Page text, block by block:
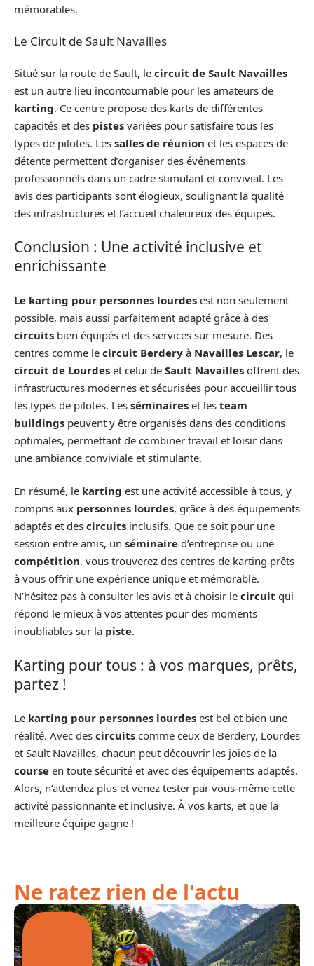
mémorables.
Le Circuit de Sault Navailles
Situé sur la route de Sault, le circuit de Sault Navailles
est un autre lieu incontournable pour les amateurs de
karting. Ce centre propose des karts de différentes
capacités et des pistes variées pour satisfaire tous les
types de pilotes. Les salles de réunion et les espaces de
détente permettent d’organiser des événements
professionnels dans un cadre stimulant et convivial. Les
avis des participants sont élogieux, soulignant la qualité
des infrastructures et l’accueil chaleureux des équipes.
Conclusion : Une activité inclusive et
enrichissante
Le karting pour personnes lourdes est non seulement
possible, mais aussi parfaitement adapté grâce à des
circuits bien équipés et des services sur mesure. Des
centres comme le circuit Berdery à Navailles Lescar, le
circuit de Lourdes et celui de Sault Navailles offrent des
infrastructures modernes et sécurisées pour accueillir tous
les types de pilotes. Les séminaires et les team
buildings peuvent y être organisés dans des conditions
optimales, permettant de combiner travail et loisir dans
une ambiance conviviale et stimulante.
En résumé, le karting est une activité accessible à tous, y
compris aux personnes lourdes, grâce à des équipements
adaptés et des circuits inclusifs. Que ce soit pour une
session entre amis, un séminaire d’entreprise ou une
compétition, vous trouverez des centres de karting prêts
à vous offrir une expérience unique et mémorable.
N’hésitez pas à consulter les avis et à choisir le circuit qui
répond le mieux à vos attentes pour des moments
inoubliables sur la piste.
Karting pour tous : à vos marques, prêts,
partez !
Le karting pour personnes lourdes est bel et bien une
réalité. Avec des circuits comme ceux de Berdery, Lourdes
et Sault Navailles, chacun peut découvrir les joies de la
course en toute sécurité et avec des équipements adaptés.
Alors, n’attendez plus et venez tester par vous-même cette
activité passionnante et inclusive. À vos karts, et que la
meilleure équipe gagne !
Ne ratez rien de l'actu